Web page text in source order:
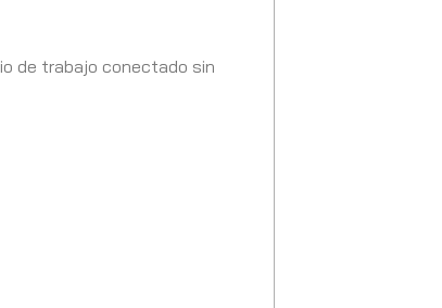
de trabajo conectado sin